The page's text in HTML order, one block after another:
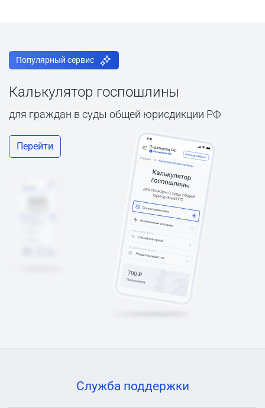
Популярный сервис
Калькулятор госпошлины
для граждан в суды общей юрисдикции РФ
Перейти
Служба поддержки